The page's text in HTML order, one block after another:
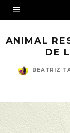
ANIMAL
DE
BEATRIZ